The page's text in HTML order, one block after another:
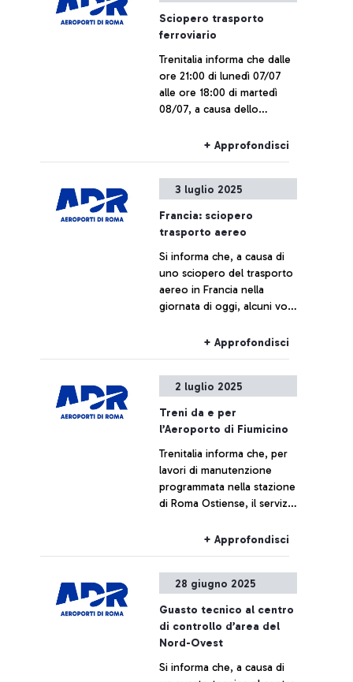
Sciopero trasporto
ferroviario
Trenitalia informa che dalle
ore 21:00 di lunedì 07/07
alle ore 18:00 di martedì
08/07, a causa dello
personale del Gruppo FS,
Trenitalia, Trenitalia Tper e
Trenord, i collegamenti
ferroviari da e per
l’aeroporto di Fiumicino
potrebbero subire ritardi o
cancellazioni.
+ Approfondisci
3 luglio 2025
Francia: sciopero
trasporto aereo
Si informa che, a causa di
uno sciopero del trasporto
aereo in Francia nella
giornata di oggi, alcuni voli
cancellazioni.+ Approfondisci
2 luglio 2025
Treni da e per
l’Aeroporto di Fiumicino
Trenitalia informa che, per
lavori di manutenzione
programmata nella stazione
di Roma Ostiense, il servizio
l’aeroporto di Fiumicino
potrà subire variazioni di
numerazione, limitazioni di
percorso o cancellazioni
nelle seguenti fasce orarie:
+ Approfondisci
28 giugno 2025
Guasto tecnico al centro
di controllo d’area del
Nord-Ovest
Si informa che, a causa di